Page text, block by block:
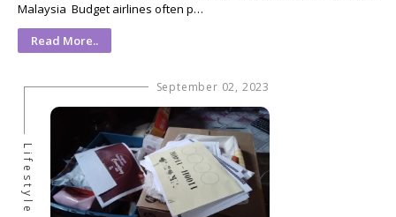
Malaysia Budget airlines often p…
Read More..
September 02, 2023
Lifestyle